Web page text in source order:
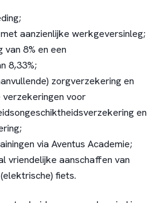
aanzienlijke werkgeversinleg;
8% en een
8,33%;
zorgverzekering en
voor
en
via Aventus Academie;
vriendelijke aanschaffen van
fiets.